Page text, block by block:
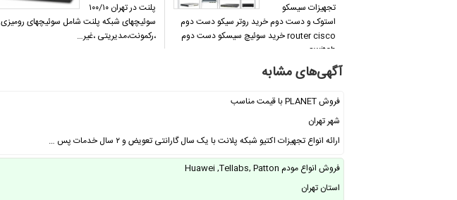
تجهیزات سیسکو
استوک و دست دوم خرید روتر سیکو دست دوم
router cisco خرید سوئیچ سیسکو دست دوم
switch…
پلنت در تهران ۱۰۰/۱۰
سوئیچهای شبکه پلنت شامل سوئیچهای رومیزی
،رکمونت،مدیریتی ،غیر…
آگهی‌های مشابه
فروش PLANET با قیمت مناسب
شهر تهران
ارائه انواع تجهیزات اکتیو شبکه پلانت با یک سال گارانتی تعویض و ۲ سال خدمات پس …
فروش انواع مودم Huawei ,Tellabs, Patton
استان تهران